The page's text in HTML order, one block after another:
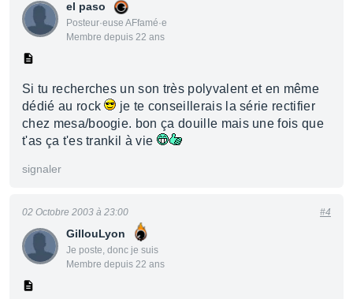
el paso
Posteur·euse AFfamé·e
Membre depuis 22 ans
Si tu recherches un son très polyvalent et en même
dédié au rock
je te conseillerais la série rectifier
chez mesa/boogie. bon ça douille mais une fois que
t'as ça t'es trankil à vie
signaler
GillouLyon
Je poste, donc je suis
Membre depuis 22 ans
02 Octobre 2003 à 23:00 #4